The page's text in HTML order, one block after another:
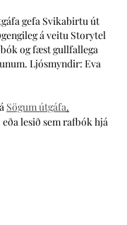
gefa Svikabirtu út
á veitu Storytel
og fæst gullfallega
Ljósmyndir: Eva
Sögum útgáfa.
eða lesið sem rafbók hjá